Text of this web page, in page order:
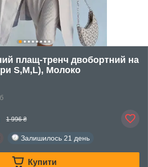
плащ-тренч двобортний на
S,M,L), Молоко
1 996 ₴
Залишилось 21 день
Купити